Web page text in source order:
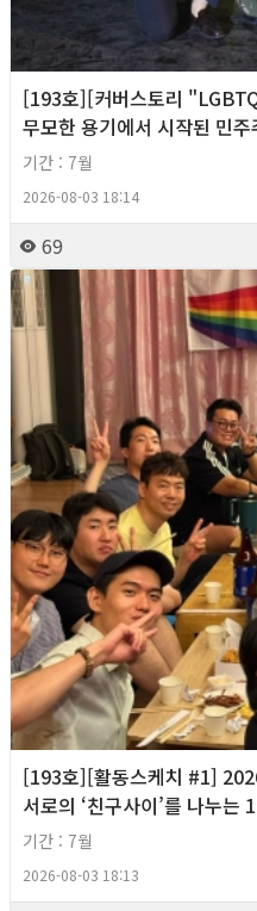
[193호][커버스토리
무모한 용기에서 시작된 민주
기간 : 7월
2026-08-03 18:14
69
[193호][활동스케치 #1]
서로의 ‘친구사이’를 나누는
기간 : 7월
2026-08-03 18:13